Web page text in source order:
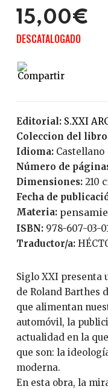
15,00€
DESCATALOGADO
Editorial:
S.XXI
Coleccion del
Idioma:
Castellano
Número de
Dimensiones: 210
Fecha de
Materia:
ISBN:
978-607-03-
Traductor/a:
Siglo XXI presenta uno de los textos más populares
de Roland Barthes
que alimentan
automóvil, la
actualidad en la
que son: la
moderna.
En esta obra, la